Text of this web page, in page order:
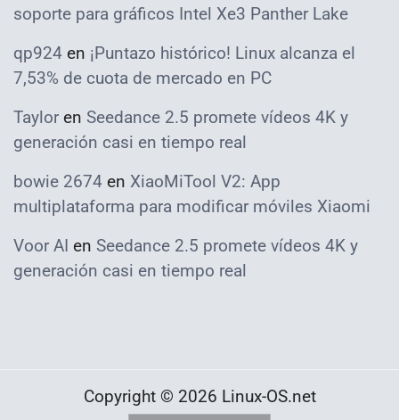
soporte para gráficos Intel Xe3 Panther Lake
qp924 en ¡Puntazo histórico! Linux alcanza el
7,53% de cuota de mercado en PC
Taylor en Seedance 2.5 promete vídeos 4K y
generación casi en tiempo real
bowie 2674 en XiaoMiTool V2: App
multiplataforma para modificar móviles Xiaomi
Voor AI en Seedance 2.5 promete vídeos 4K y
generación casi en tiempo real
Copyright © 2026 Linux-OS.net